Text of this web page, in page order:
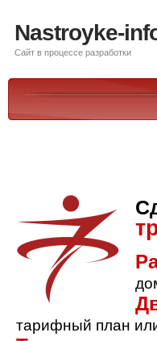
Nastroyke-
Сайт в процессе разработки
тарифный план